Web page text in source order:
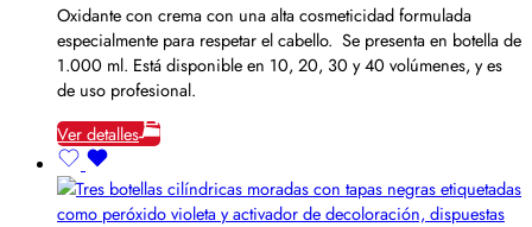
Oxidante con crema con una alta cosmeticidad formulada
especialmente para respetar el cabello. Se presenta en botella de
1.000 ml. Está disponible en 10, 20, 30 y 40 volúmenes, y es
de uso profesional.
Ver detalles